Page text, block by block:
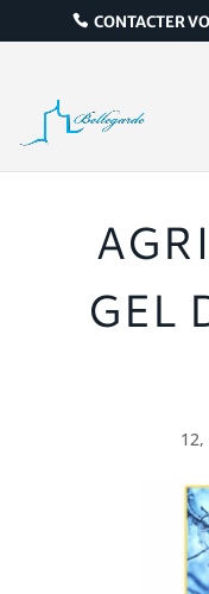
CONTACTER
GEL
12,